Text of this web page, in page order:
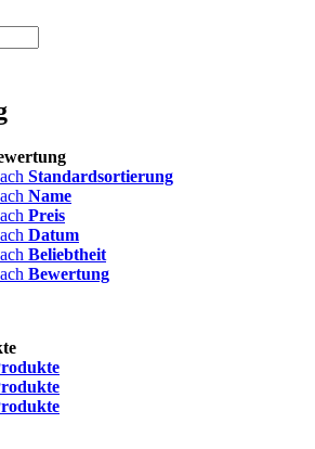
Standardsortierung
Name
Preis
Datum
Beliebtheit
Bewertung